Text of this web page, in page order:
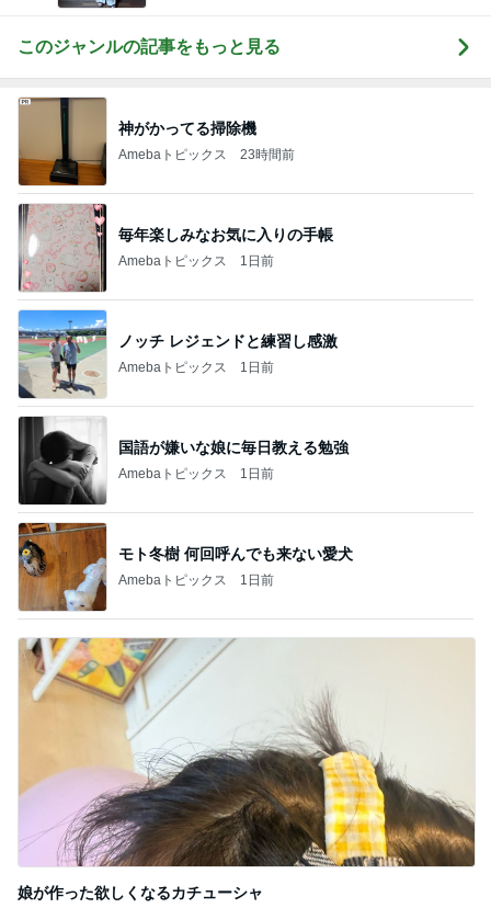
このジャンルの記事をもっと見る
神がかってる掃除機
Amebaトピックス 23時間前
毎年楽しみなお気に入りの手帳
Amebaトピックス 1日前
ノッチ レジェンドと練習し感激
Amebaトピックス 1日前
国語が嫌いな娘に毎日教える勉強
Amebaトピックス 1日前
モト冬樹 何回呼んでも来ない愛犬
Amebaトピックス 1日前
娘が作った欲しくなるカチューシャ